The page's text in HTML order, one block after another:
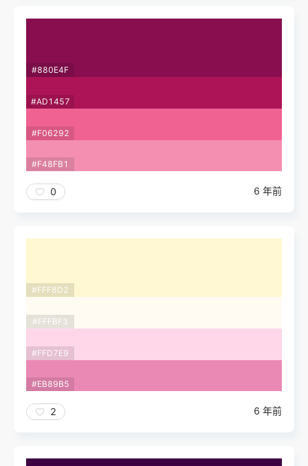
#880E4F
#AD1457
#F06292
#F48FB1
0 6 年前
#FFF8D2
#FFFBF3
#FFD7E9
#EB89B5
2 6 年前